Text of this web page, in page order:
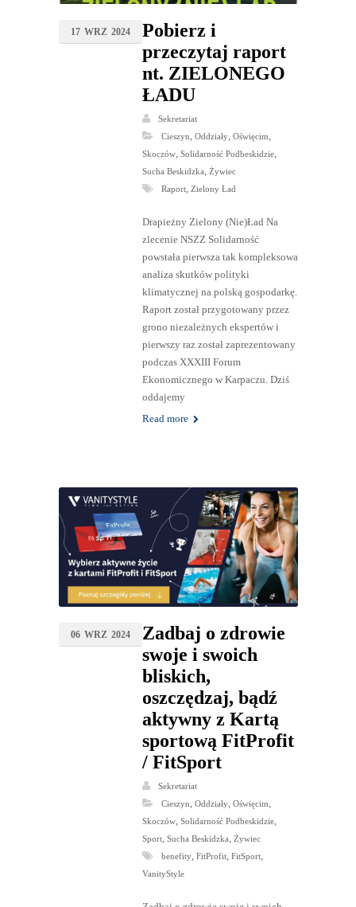
17 WRZ 2024
Pobierz i
przeczytaj raport
nt. ZIELONEGO
ŁADU
Sekretariat
Cieszyn Oddziały, Oświęcim
Skoczów, Solidarność Podbeskidzie,
Sucha Beskidzka
Żywiec
Raport, Zielony Ład
Drapieżny Zielony (Nie)Ład Na
zlecenie NSZZ Solidarność
powstała pierwsza tak kompleksowa
analiza skutków polityki
klimatycznej na polską gospodarkę.
Raport został przygotowany przez
grono niezależnych ekspertów i
pierwszy raz został zaprezentowany
podczas XXXIII Forum
Ekonomicznego w Karpaczu. Dziś
oddajemy
Read more
06 WRZ 2024
Zadbaj o zdrowie
swoje i swoich
bliskich,
oszczędzaj, bądź
aktywny z Kartą
sportową FitProfit
/ FitSport
Sekretariat
Cieszyn, Oddziały, Oświęcim,
Skoczów, Solidarność Podbeskidzie,
Sport, Sucha Beskidzka, Żywiec
benefity, FitProfit, FitSport,
VanityStyle